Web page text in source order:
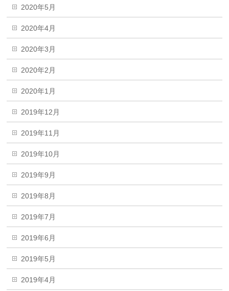
2020年5月
2020年4月
2020年3月
2020年2月
2020年1月
2019年12月
2019年11月
2019年10月
2019年9月
2019年8月
2019年7月
2019年6月
2019年5月
2019年4月